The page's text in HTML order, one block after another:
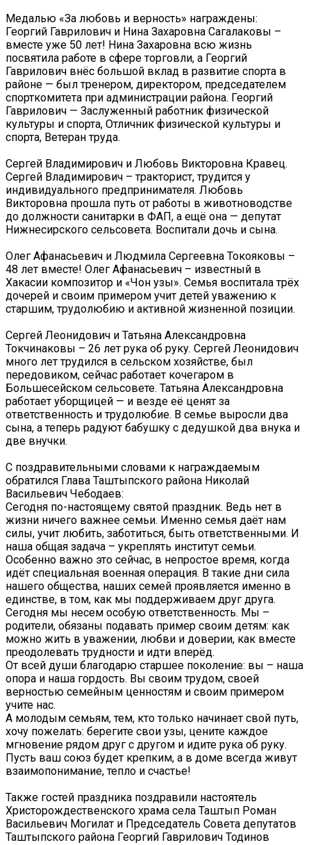
Медалью «За любовь и верность» награждены:
Георгий Гаврилович и Нина Захаровна Сагалаковы –
вместе уже 50 лет! Нина Захаровна всю жизнь
посвятила работе в сфере торговли, а Георгий
Гаврилович внёс большой вклад в развитие спорта в
районе — был тренером, директором, председателем
спорткомитета при администрации района. Георгий
Гаврилович — Заслуженный работник физической
культуры и спорта, Отличник физической культуры и
спорта, Ветеран труда.
Сергей Владимирович и Любовь Викторовна Кравец.
Сергей Владимирович – тракторист, трудится у
индивидуального предпринимателя. Любовь
Викторовна прошла путь от работы в животноводстве
до должности санитарки в ФАП, а ещё она — депутат
Нижнесирского сельсовета. Воспитали дочь и сына.
Олег Афанасьевич и Людмила Сергеевна Токояковы –
48 лет вместе! Олег Афанасьевич – известный в
Хакасии композитор и «Чон узы». Семья воспитала трёх
дочерей и своим примером учит детей уважению к
старшим, трудолюбию и активной жизненной позиции.
Сергей Леонидович и Татьяна Александровна
Токчинаковы – 26 лет рука об руку. Сергей Леонидович
много лет трудился в сельском хозяйстве, был
передовиком, сейчас работает кочегаром в
Большесейском сельсовете. Татьяна Александровна
работает уборщицей — и везде её ценят за
ответственность и трудолюбие. В семье выросли два
сына, а теперь радуют бабушку с дедушкой два внука и
две внучки.
С поздравительными словами к награждаемым
обратился Глава Таштыпского района Николай
Васильевич Чебодаев:
Сегодня по-настоящему святой праздник. Ведь нет в
жизни ничего важнее семьи. Именно семья даёт нам
силы, учит любить, заботиться, быть ответственными. И
наша общая задача – укреплять институт семьи.
Особенно важно это сейчас, в непростое время, когда
идёт специальная военная операция. В такие дни сила
нашего общества, наших семей проявляется именно в
единстве, в том, как мы поддерживаем друг друга.
Сегодня мы несем особую ответственность. Мы –
родители, обязаны подавать пример своим детям: как
можно жить в уважении, любви и доверии, как вместе
преодолевать трудности и идти вперёд.
От всей души благодарю старшее поколение: вы – наша
опора и наша гордость. Вы своим трудом, своей
верностью семейным ценностям и своим примером
учите нас.
А молодым семьям, тем, кто только начинает свой путь,
хочу пожелать: берегите свои узы, цените каждое
мгновение рядом друг с другом и идите рука об руку.
Пусть ваш союз будет крепким, а в доме всегда живут
взаимопонимание, тепло и счастье!
Также гостей праздника поздравили настоятель
Христорождественского храма села Таштып Роман
Васильевич Могилат и Председатель Совета депутатов
Таштыпского района Георгий Гаврилович Тодинов